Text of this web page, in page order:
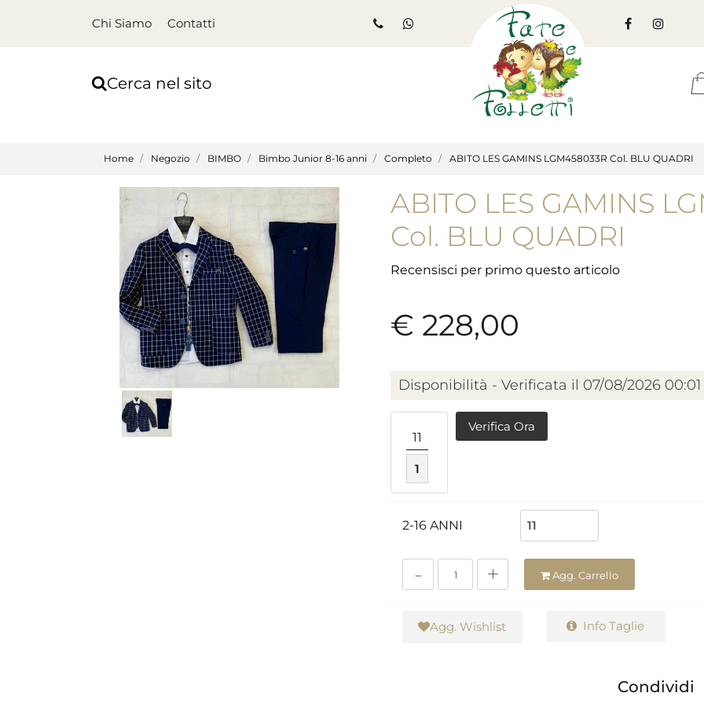
Chi Siamo Contatti
Cerca nel sito
Home Negozio BIMBO Bimbo Junior 8-16 anni Completo ABITO LES GAMINS LGM458033R Col. BLU QUADRI
ABITO LES GAMINS
Col. BLU QUADRI
Recensisci per primo questo articolo
€ 228,00
Disponibilità - Verificata il 07/08/2026 00:01
Verifica Ora
11
1
2-16 ANNI
Agg. Carrello
Agg. Wishlist Info Taglie